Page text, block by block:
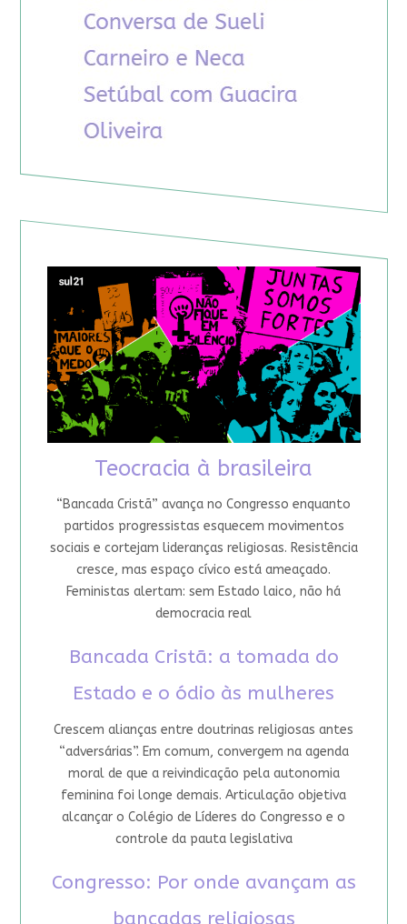
Teocracia à brasileira
“Bancada Cristã” avança no Congresso enquanto
partidos progressistas esquecem movimentos
sociais e cortejam lideranças religiosas. Resistência
cresce, mas espaço cívico está ameaçado.
Feministas alertam: sem Estado laico, não há
democracia real
Bancada Cristã: a tomada do
Estado e o ódio às mulheres
Crescem alianças entre doutrinas religiosas antes
“adversárias”. Em comum, convergem na agenda
moral de que a reivindicação pela autonomia
feminina foi longe demais. Articulação objetiva
alcançar o Colégio de Líderes do Congresso e o
controle da pauta legislativa
Congresso: Por onde avançam as
bancadas religiosas